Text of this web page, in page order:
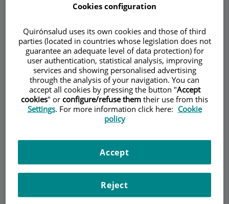
Id
Institut de Malalties
de l'Aparell
Circulatori - IMAC
ANGIOLOGIA I CIRURGIA VASCULAR
EquipContacte
Demanar Cita
Cookies configuration
Quirónsalud uses its own cookies and those of third
parties (located in countries whose legislation does not
guarantee an adequate level of data protection) for
user authentication, statistical analysis, improving
services and showing personalised advertising
through the analysis of your navigation. You can
accept all cookies by pressing the button "Accept
cookies" or configure/refuse them their use from this
Settings. For more information click here: Cookie
policy
Reject
Accept